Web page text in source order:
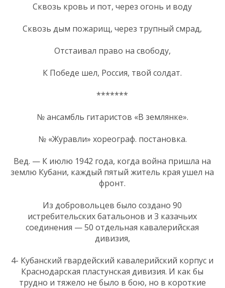
Сквозь кровь и пот, через огонь и воду
Сквозь дым пожарищ, через трупный смрад,
Отстаивал право на свободу,
К Победе шел, Россия, твой солдат.
*******
№ ансамбль гитаристов «В землянке».
№ «Журавли» хореограф. постановка.
Вед. — К июлю 1942 года, когда война пришла на
землю Кубани, каждый пятый житель края ушел на
фронт.
Из добровольцев было создано 90
истребительских батальонов и 3 казачьих
соединения — 50 отдельная кавалерийская
дивизия,
4- Кубанский гвардейский кавалерийский корпус и
Краснодарская пластунская дивизия. И как бы
трудно и тяжело не было в бою, но в короткие